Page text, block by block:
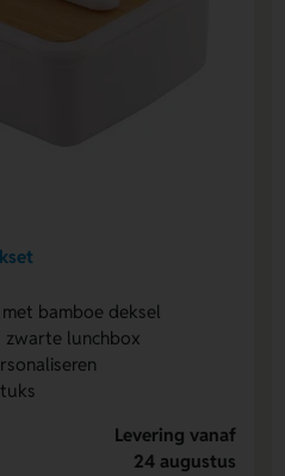
bamboe deksel
zwarte lunchbox
Levering vanaf
24 augustus